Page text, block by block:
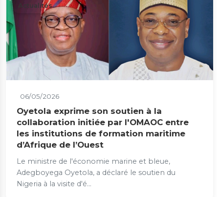
Actualités
06/05/2026
Oyetola exprime son soutien à la
collaboration initiée par l'OMAOC entre
les institutions de formation maritime
d’Afrique de l’Ouest
Le ministre de l'économie marine et bleue,
Adegboyega Oyetola, a déclaré le soutien du
Nigeria à la visite d'é...